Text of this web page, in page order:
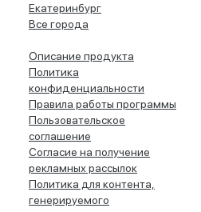
Екатеринбург
Все города
Описание продукта
Политика
конфиденциальности
Правила работы программы
Пользовательское
соглашение
Согласие на получение
рекламных рассылок
Политика для контента,
генерируемого